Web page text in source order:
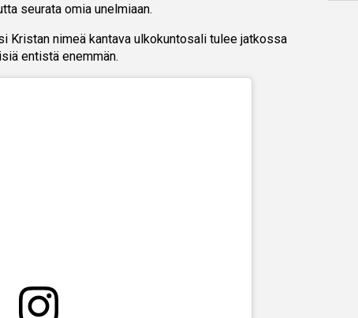
seurata omia unelmiaan.
Kristan nimeä kantava ulkokuntosali tulee jatkossa
entistä enemmän.